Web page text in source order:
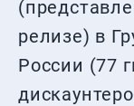
релизе) в
России (77